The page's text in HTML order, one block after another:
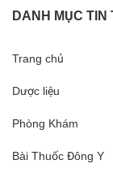
DANH MỤC TIN
Trang chủ
Dược liệu
Phòng Khám
Bài Thuốc Đông Y